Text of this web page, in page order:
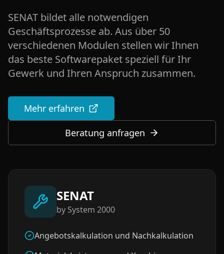
SENAT bildet alle notwendigen
Geschäftsprozesse ab. Aus über 50
verschiedenen Modulen stellen wir Ihnen
das beste Softwarepaket speziell für Ihr
Gewerk und Ihren Anspruch zusammen.
Mehr erfahren
Beratung anfragen
SENAT
by System 2000
Angebotskalkulation und Nachkalkulation